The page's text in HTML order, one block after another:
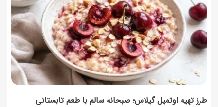
طرز تهیه اوتمیل گیلاس؛ صبحانه سالم با طعم تابستانی